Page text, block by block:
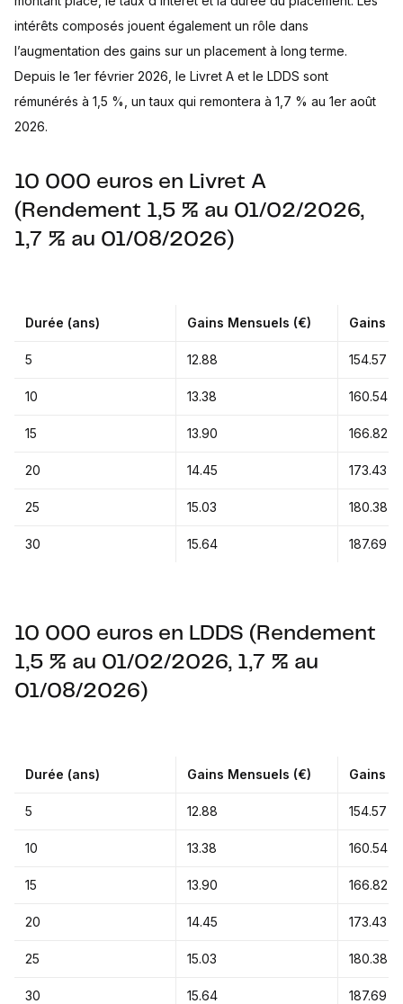
intérêts composés jouent également un rôle dans
l’augmentation des gains sur un placement à long terme.
Depuis le 1er février 2026, le Livret A et le LDDS sont
rémunérés à 1,5 %, un taux qui remontera à 1,7 % au 1er août
2026.
10 000 euros en Livret A
(Rendement 1,5 % au 01/02/2026,
1,7 % au 01/08/2026)
Durée (ans) Gains Mensuels (€) Gains
5 12.88 154.57
10 13.38 160.54
15 13.90 166.82
20 14.45 173.43
25 15.03 180.38
30 15.64 187.69
10 000 euros en LDDS (Rendement
1,5 % au 01/02/2026, 1,7 % au
01/08/2026)
Durée (ans) Gains Mensuels (€) Gains
5 12.88 154.57
10 13.38 160.54
15 13.90 166.82
20 14.45 173.43
25 15.03 180.38
30 15.64 187.69